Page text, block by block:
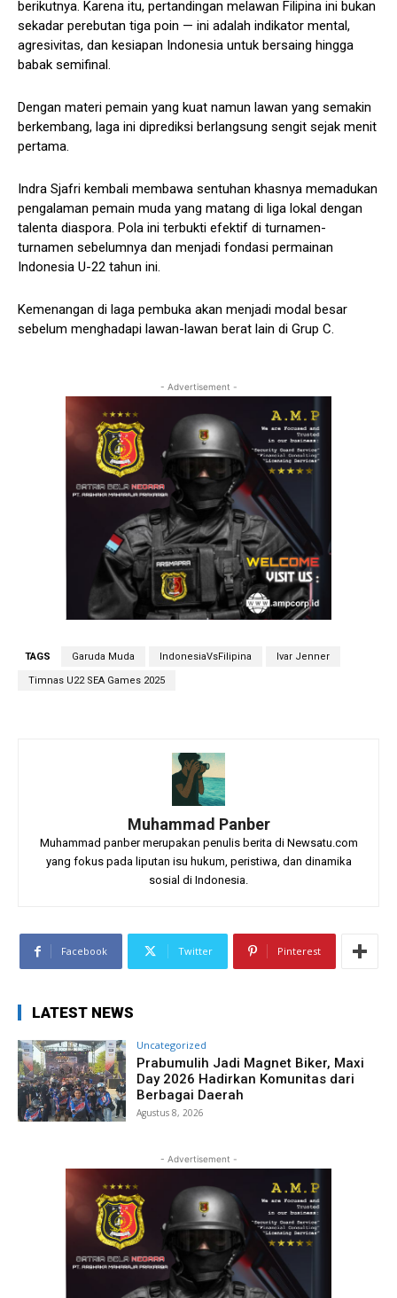
berikutnya. Karena itu, pertandingan melawan Filipina ini bukan
sekadar perebutan tiga poin — ini adalah indikator mental,
agresivitas, dan kesiapan Indonesia untuk bersaing hingga
babak semifinal.
Dengan materi pemain yang kuat namun lawan yang semakin
berkembang, laga ini diprediksi berlangsung sengit sejak menit
pertama.
Indra Sjafri kembali membawa sentuhan khasnya memadukan
pengalaman pemain muda yang matang di liga lokal dengan
talenta diaspora. Pola ini terbukti efektif di turnamen-
turnamen sebelumnya dan menjadi fondasi permainan
Indonesia U-22 tahun ini.
Kemenangan di laga pembuka akan menjadi modal besar
sebelum menghadapi lawan-lawan berat lain di Grup C.
- Advertisement -
TAGS Garuda Muda IndonesiaVsFilipina Ivar Jenner
Timnas U22 SEA Games 2025
Muhammad Panber
Muhammad panber merupakan penulis berita di Newsatu.com
yang fokus pada liputan isu hukum, peristiwa, dan dinamika
sosial di Indonesia.
Facebook Twitter Pinterest
LATEST NEWS
Uncategorized
Prabumulih Jadi Magnet Biker, Maxi
Day 2026 Hadirkan Komunitas dari
Berbagai Daerah
Agustus 8, 2026
- Advertisement -